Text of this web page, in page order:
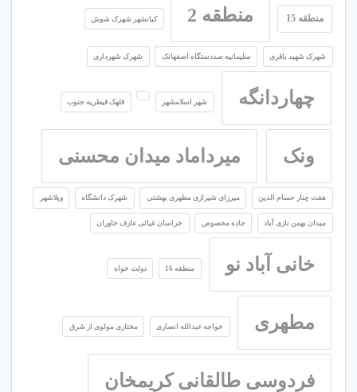
منطقه 15 منطقه 2 کیانشهر شهرک شوش
شهرک شهید باقری سلیمانیه صددستگاه اصفهانک شهرک شهرداری
چهاردانگه شهر اسلامشهر قلهک قیطریه جنوب
ونک میرداماد میدان محسنی
هفت چنار حسام الدین میرزای شیرازی مطهری بهشتی شهرک دانشگاه ویلاشهر
میدان بهمن نازی آباد جاده مخصوص خراسان غیاثی عارف خاوران
خانی آباد نو منطقه 16 دولت خواه
مطهری خواجه عبدالله انصاری مختاری مولوی از شرق
فردوسی طالقانی کریمخان